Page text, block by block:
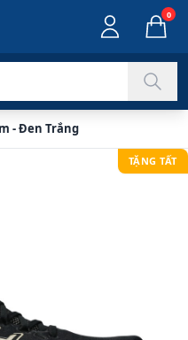
0
- Đen Trắng
TẶNG TẤT